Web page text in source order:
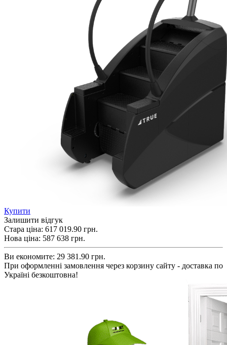
Купити
Залишити відгук
Стара ціна: 617 019.90 грн.
Нова ціна: 587 638 грн.
Ви економите: 29 381.90 грн.
При оформленні замовлення через корзину сайту - доставка по
Україні безкоштовна!